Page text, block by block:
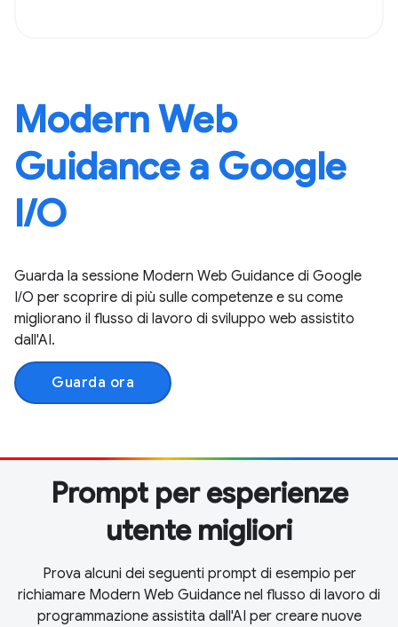
Modern Web
Guidance a Google
I / O
Guarda la sessione Modern Web Guidance di Google
I / O per scoprire di più sulle competenze e su come
migliorano il flusso di lavoro di sviluppo web assistito
dall'AI.
Guarda ora
Prompt per esperienze
utente migliori
Prova alcuni dei seguenti prompt di esempio per
richiamare Modern Web Guidance nel flusso di lavoro di
programmazione assistita dall'AI per creare nuove